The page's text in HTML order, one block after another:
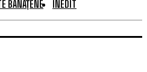
BĂNĂȚENE INEDIT